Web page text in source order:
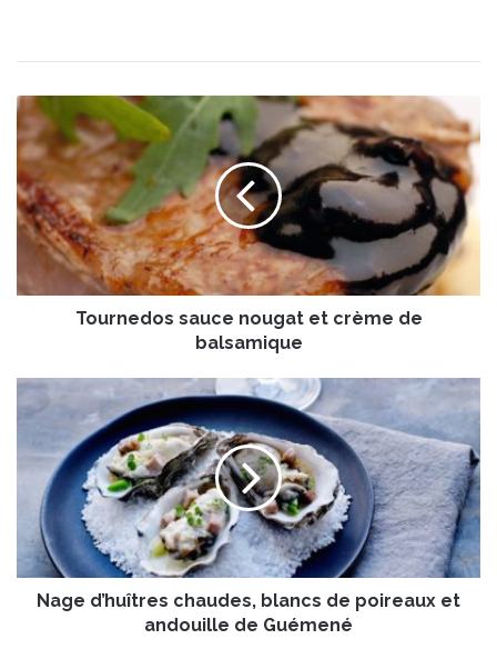
T
o
r
n
e
s
c
e
e
Tournedos sauce nougat et crème de
balsamique
u
î
Nage d’huîtres chaudes, blancs de poireaux et
andouille de Guémené